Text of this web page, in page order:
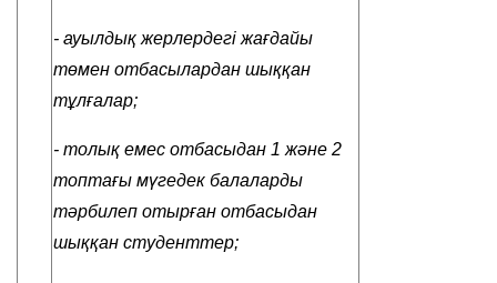
- ауылдық жерлердегі жағдайы
төмен отбасылардан шыққан
тұлғалар;
- толық емес отбасыдан 1 және 2
топтағы мүгедек балаларды
тәрбилеп отырған отбасыдан
шыққан студенттер;